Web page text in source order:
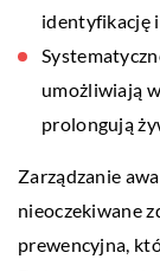
identyfikację
umożliwiają
prolongują
Zarządzanie
nieoczekiwane
prewencyjna,